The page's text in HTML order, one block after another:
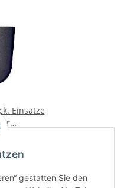
Einsätze
gestatten Sie den